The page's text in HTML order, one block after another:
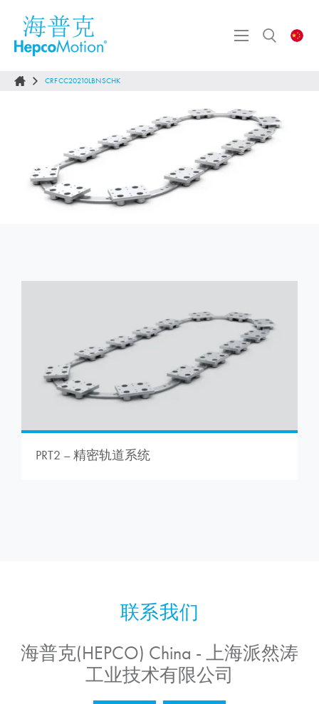
CRFCC20210LBNSCHK
PRT2 – 精密轨道系统
海普克(HEPCO) China - 上海派然涛
工业技术有限公司